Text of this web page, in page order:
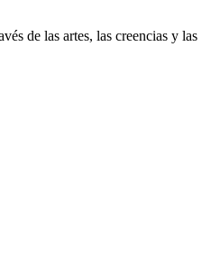
de las artes, las creencias y las